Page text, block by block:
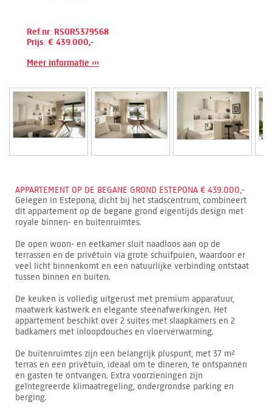
Ref.nr: RSOR5379568
Prijs: € 439.000,-
Meer informatie ›››
APPARTEMENT OP DE BEGANE GROND ESTEPONA € 439.000,-
Gelegen in Estepona, dicht bij het stadscentrum, combineert
dit appartement op de begane grond eigentijds design met
royale binnen- en buitenruimtes.
De open woon- en eetkamer sluit naadloos aan op de
terrassen en de privétuin via grote schuifpuien, waardoor er
veel licht binnenkomt en een natuurlijke verbinding ontstaat
tussen binnen en buiten.
De keuken is volledig uitgerust met premium apparatuur,
maatwerk kastwerk en elegante steenafwerkingen. Het
appartement beschikt over 2 suites met slaapkamers en 2
badkamers met inloopdouches en vloerverwarming.
De buitenruimtes zijn een belangrijk pluspunt, met 37 m²
terras en een privétuin, ideaal om te dineren, te ontspannen
en gasten te ontvangen. Extra voorzieningen zijn
geïntegreerde klimaatregeling, ondergrondse parking en
berging.